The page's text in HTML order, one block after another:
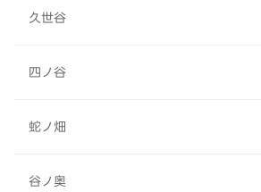
久世谷
四ノ谷
蛇ノ畑
谷ノ奥